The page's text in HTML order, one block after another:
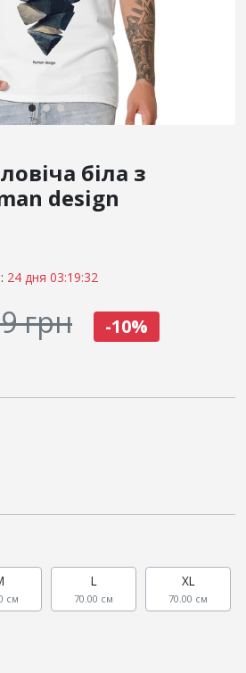
біла з
design
24 дня 03:19:32
грн -10%
см
L
70.00 см
XL
70.00 см